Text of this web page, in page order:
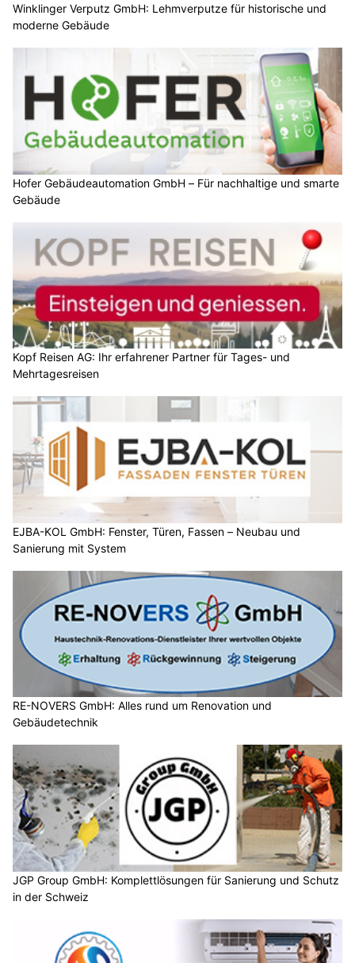
Winklinger Verputz GmbH: Lehmverputze für historische und
moderne Gebäude
Hofer Gebäudeautomation GmbH – Für nachhaltige und smarte
Gebäude
Kopf Reisen AG: Ihr erfahrener Partner für Tages- und
Mehrtagesreisen
EJBA-KOL GmbH: Fenster, Türen, Fassen – Neubau und
Sanierung mit System
RE-NOVERS GmbH: Alles rund um Renovation und
Gebäudetechnik
JGP Group GmbH: Komplettlösungen für Sanierung und Schutz
in der Schweiz